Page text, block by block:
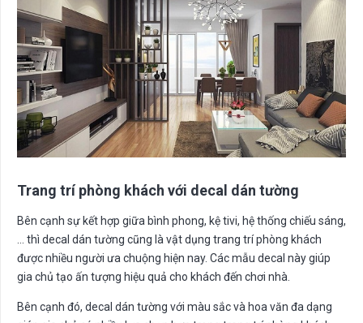
Trang trí phòng khách với decal dán tường
Bên cạnh sự kết hợp giữa bình phong, kệ tivi, hệ thống chiếu sáng,
… thì decal dán tường cũng là vật dụng trang trí phòng khách
được nhiều người ưa chuộng hiện nay. Các mẫu decal này giúp
gia chủ tạo ấn tượng hiệu quả cho khách đến chơi nhà.
Bên cạnh đó, decal dán tường với màu sắc và hoa văn đa dạng